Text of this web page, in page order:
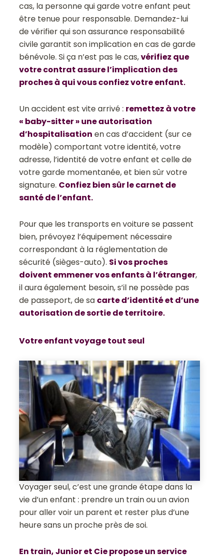
cas, la personne qui garde votre enfant peut
être tenue pour responsable. Demandez-lui
de vérifier qui son assurance responsabilité
civile garantit son implication en cas de garde
bénévole. Si ça n’est pas le cas,vérifiez que
votre contrat assure l’implication des
proches à qui vous confiez votre enfant.
Un accident est vite arrivé : remettez à votre
« baby-sitter » une autorisation
d’hospitalisation en cas d’accident (sur ce
modèle) comportant votre identité, votre
adresse, l’identité de votre enfant et celle de
votre garde momentanée, et bien sûr votre
signature. Confiez bien sûr le carnet de
santé de l’enfant.
Pour que les transports en voiture se passent
bien, prévoyez l’équipement nécessaire
correspondant à la réglementation de
sécurité (sièges-auto). Si vos proches
doivent emmener vos enfants à l’étranger,
il aura également besoin, s’il ne possède pas
de passeport, de sa carte d’identité et d’une
autorisation de sortie de territoire.
Votre enfant voyage tout seul
Voyager seul, c’est une grande étape dans la
vie d’un enfant : prendre un train ou un avion
pour aller voir un parent et rester plus d’une
heure sans un proche près de soi.
En train, Junior et Cie propose un service